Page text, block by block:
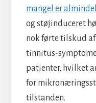
mangel er
og støjinduceret
nok førte tilskud
tinnitus-
patienter, hvilket
for
tilstanden.